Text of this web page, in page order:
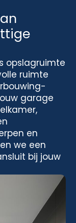
opslagruimte
ruimte
garage
en
we een
bij jouw